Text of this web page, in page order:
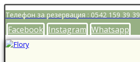
Телефон за резервация : 0542 159 39 39
Facebook Instagram Whatsapp